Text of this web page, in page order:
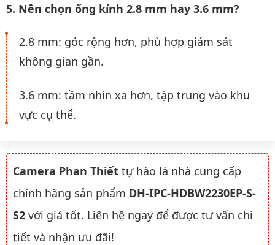
5. Nên chọn ống kính 2.8 mm hay 3.6 mm?
2.8 mm: góc rộng hơn, phù hợp giám sát
không gian gần.
3.6 mm: tầm nhìn xa hơn, tập trung vào khu
vực cụ thể.
Camera Phan Thiết tự hào là nhà cung cấp
chính hãng sản phẩm DH-IPC-HDBW2230EP-S-
S2 với giá tốt. Liên hệ ngay để được tư vấn chi
tiết và nhận ưu đãi!